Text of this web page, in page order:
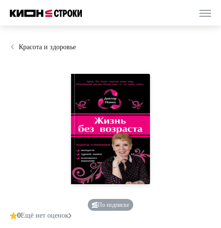
Красота и здоровье
По подписке
0Ещё нет оценок